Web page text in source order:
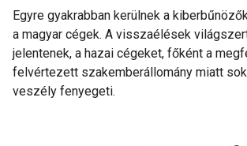
Egyre gyakrabban kerülnek a
a magyar cégek. A visszaélések
jelentenek, a hazai cégeket, főként a
felvértezett szakemberállomány miatt
veszély fenyegeti.